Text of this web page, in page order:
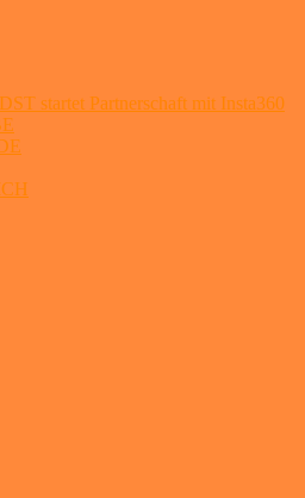
startet Partnerschaft mit Insta360